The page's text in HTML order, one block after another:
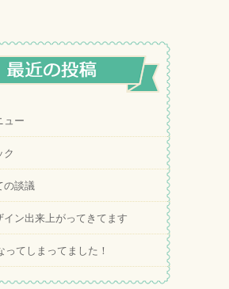
ュー
ク
の談議
イン出来上がってきてます
ってしまってました！